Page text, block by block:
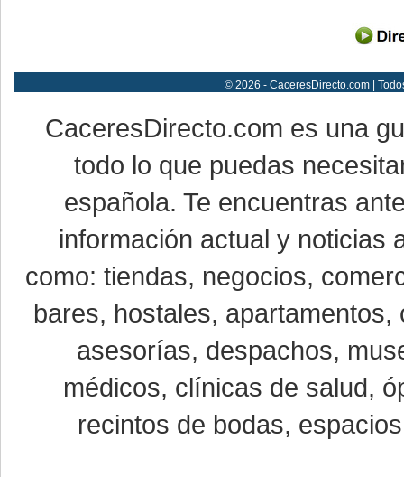
© 2026 - CaceresDirecto.com |
CaceresDirecto.com es una
todo lo que puedas
española. Te encuentras
información actual y noticias
como: tiendas, negocios,
bares, hostales,
asesorías, despachos,
médicos, clínicas de salud,
recintos de bodas,